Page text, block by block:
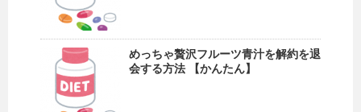
めっちゃ贅沢フルーツ青汁を解約を退
会する方法 【かんたん】